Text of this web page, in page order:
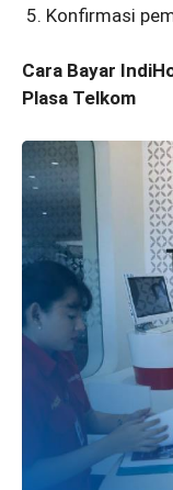
Konfirmasi
Cara Bayar
Plasa Telkom